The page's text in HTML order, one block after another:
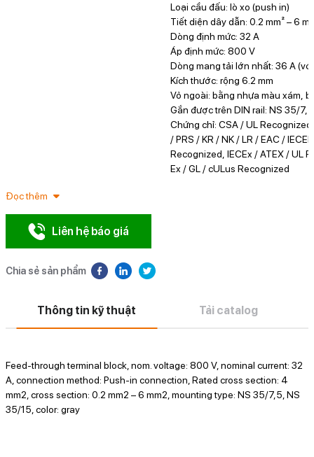
Loại cầu đấu: lò xo (push in)
Tiết diện dây dẫn: 0.2 mm² – 6
Dòng định mức: 32 A
Áp định mức: 800 V
Dòng mang tải lớn nhất: 36 A
Kích thước: rộng 6.2 mm
Vỏ ngoài: bằng nhựa màu xám,
Gắn được trên DIN rail: NS 35/
Chứng chỉ: CSA / UL
/ PRS / KR / NK / LR / EAC /
Recognized, IECEx / ATEX / UL
Ex / GL / cULus Recognized
Đọc thêm
Liên hệ báo giá
Chia sẻ sản phẩm
Thông tin kỹ thuật Tải catalog
Feed-through terminal block, nom. voltage: 800 V, nominal current: 32
A, connection method: Push-in connection, Rated cross section: 4
mm2, cross section: 0.2 mm2 – 6 mm2, mounting type: NS 35/7,5, NS
35/15, color: gray